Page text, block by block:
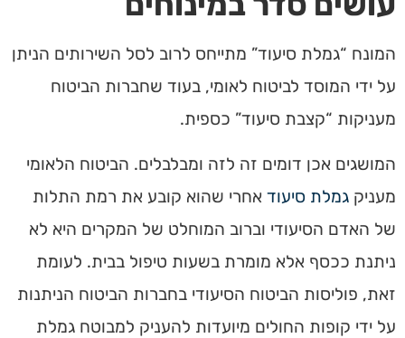
המונח “גמלת סיעוד” מתייחס לרוב לסל השירותים הניתן
על ידי המוסד לביטוח לאומי, בעוד שחברות הביטוח
מעניקות “קצבת סיעוד” כספית.
המושגים אכן דומים זה לזה ומבלבלים. הביטוח הלאומי
מעניק גמלת סיעוד אחרי שהוא קובע את רמת התלות
של האדם הסיעודי וברוב המוחלט של המקרים היא לא
ניתנת ככסף אלא מומרת בשעות טיפול בבית. לעומת
זאת, פוליסות הביטוח הסיעודי בחברות הביטוח הניתנות
על ידי קופות החולים מיועדות להעניק למבוטח גמלת